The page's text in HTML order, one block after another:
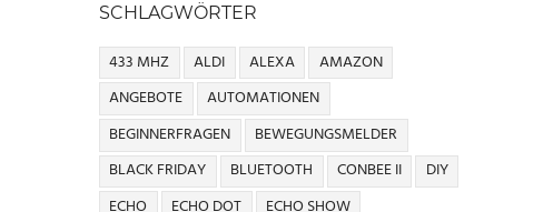
SCHLAGWÖRTER
433 MHZ ALDI ALEXA
AMAZON
ANGEBOTE
AUTOMATIONEN
BEGINNERFRAGEN
BEWEGUNGSMELDER
BLACK FRIDAY
BLUETOOTH CONBEE II
DIY